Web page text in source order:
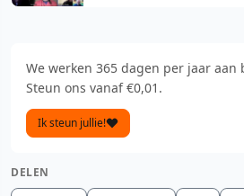
We werken 365 dagen per jaar
Steun ons vanaf €0,01.
Ik steun jullie!
DELEN